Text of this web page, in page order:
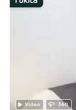
Video 360